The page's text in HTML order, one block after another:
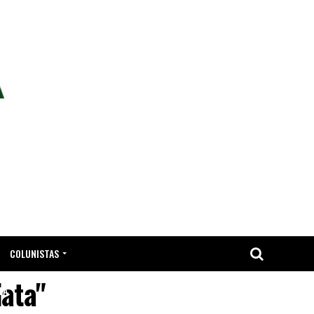
COLUNISTAS